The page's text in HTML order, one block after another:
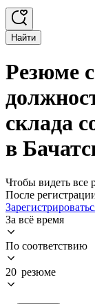
Найти
Резюме
склада
в
Чтобы видеть все
После
За всё время
По соответствию
20 резюме